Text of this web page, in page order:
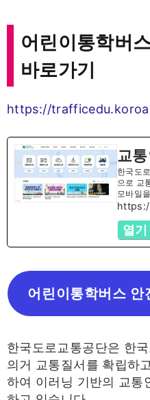
어린이통학버
바로가기
https://
교
한국도
으로 교
모바일
열기
어린이통학버스 안
한국도로교통공단은 한
의거 교통질서를 확립하
하여 이러닝 기반의 교통